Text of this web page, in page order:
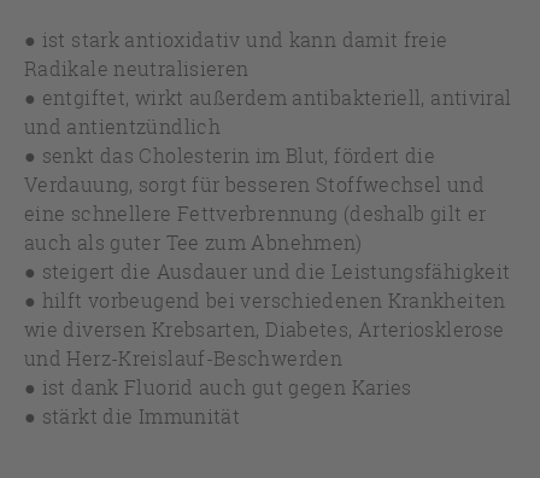
● ist stark antioxidativ und kann damit freie
Radikale neutralisieren
● entgiftet, wirkt außerdem antibakteriell, antiviral
und antientzündlich
● senkt das Cholesterin im Blut, fördert die
Verdauung, sorgt für besseren Stoffwechsel und
eine schnellere Fettverbrennung (deshalb gilt er
auch als guter Tee zum Abnehmen)
● steigert die Ausdauer und die Leistungsfähigkeit
● hilft vorbeugend bei verschiedenen Krankheiten
wie diversen Krebsarten, Diabetes, Arteriosklerose
und Herz-Kreislauf-Beschwerden
● ist dank Fluorid auch gut gegen Karies
● stärkt die Immunität